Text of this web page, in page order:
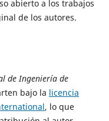
abierto a los trabajos
de los autores.
de Ingeniería de
bajo la licencia
, lo que